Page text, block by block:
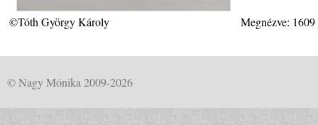
©Tóth György Károly Megnézve:
© Nagy Mónika 2009-2026